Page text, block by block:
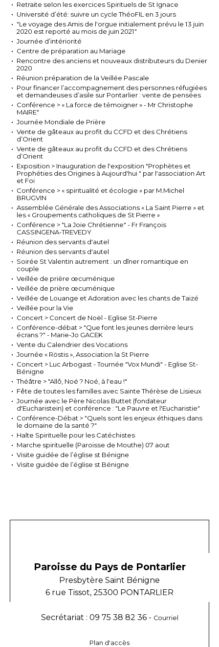
Retraite selon les exercices Spirituels de St Ignace
Université d’été: suivre un cycle ThéoFIL en 3 jours
"Le voyage des Amis de l'orgue initialement prévu le 13 juin
2020 est reporté au mois de juin 2021"
Journée d’intériorité
Centre de préparation au Mariage
Rencontre des anciens et nouveaux distributeurs du Denier
2020
Réunion préparation de la Veillée Pascale
Pour financer l’accompagnement des personnes réfugiées
et demandeuses d’asile sur Pontarlier : vente de pensées
Conférence > « La force de témoigner » - Mr Christophe
MAIRE"
Journée Mondiale de Prière
Vente de gâteaux au profit du CCFD et des Chrétiens
d’Orient
Vente de gâteaux au profit du CCFD et des Chrétiens
d’Orient
Exposition > Inauguration de l'exposition "Prophètes et
Prophéties des Origines à Aujourd'hui " par l'association Art
et Foi
Conférence > « spiritualité et écologie » par M.Michel
BRUGVIN
Assemblée Générale des Associations « La Saint Pierre » et
les « Groupements catholiques de St Pierre »
Conférence > "La Joie Chrétienne" - Fr François
CASSINGENA-TREVEDY
Réunion des servants d'autel
Réunion des servants d'autel
Soirée St Valentin autrement : un dîner romantique en
couple
Veillée de prière œcuménique
Veillée de prière œcuménique
Veillée de Louange et Adoration avec les chants de Taizé
Veillée pour la Vie
Concert > Concert de Noël - Eglise St-Pierre
Conférence-débat > "Que font les jeunes derrière leurs
écrans ?" - Marie-Jo GACEK
Vente du Calendrier des Vocations
Journée « Röstis », Association la St Pierre
Concert > Luc Arbogast - Tournée "Vox Mundi" - Eglise St-
Bénigne
Théâtre > "Allô, Noé ? Noé, à l'eau !"
Fête de toutes les familles avec Sainte Thérèse de Lisieux
Journée avec le Père Nicolas Buttet (fondateur
d'Eucharistein) et conférence : "Le Pauvre et l'Eucharistie"
Conférence-Débat > "Quels sont les enjeux éthiques dans
le domaine de la santé ?"
Halte Spirituelle pour les Catéchistes
Marche spirituelle (Paroisse de Mouthe) 07 aout
Visite guidée de l’église st Bénigne
Visite guidée de l’église st Bénigne
Paroisse du Pays de Pontarlier
Presbytère Saint Bénigne
6 rue Tissot, 25300 PONTARLIER
Secrétariat : 09 75 38 82 36 - Courriel
Plan d'accès